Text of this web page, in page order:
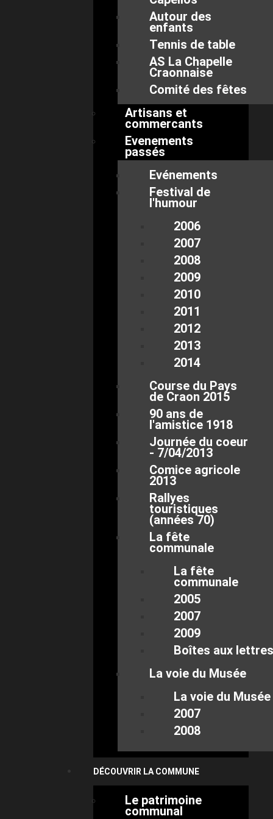
Autour des
enfants
Tennis de table
AS La Chapelle
Craonnaise
Comité des fêtes
Artisans et
commercants
Evenements
passés
Evénements
Festival de
l'humour
2006
2007
2008
2009
2010
2011
2012
2013
2014
Course du Pays
de Craon 2015
90 ans de
l'amistice 1918
Journée du coeur
- 7/04/2013
Comice agricole
2013
Rallyes
touristiques
(années 70)
La fête
communale
La fête
communale
2005
2007
2009
Boîtes aux lettres
La voie du Musée
La voie du Musée
2007
2008
DÉCOUVRIR LA COMMUNE
Le patrimoine
communal